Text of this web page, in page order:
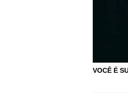
VOCÊ É